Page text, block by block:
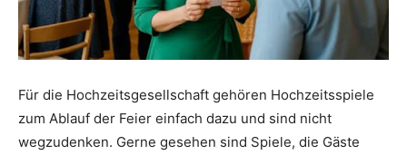
das
Für die Hochzeitsgesellschaft gehören Hochzeitsspiele
zum Ablauf der Feier einfach dazu und sind nicht
wegzudenken. Gerne gesehen sind Spiele, die Gäste